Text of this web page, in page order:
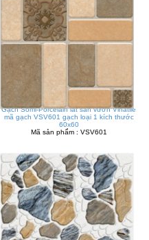
Gạch Somi-Porcelain lát sân vườn Vinatile
mã gạch VSV601 gạch loại 1 kích thước
60x60
Mã sản phẩm : VSV601